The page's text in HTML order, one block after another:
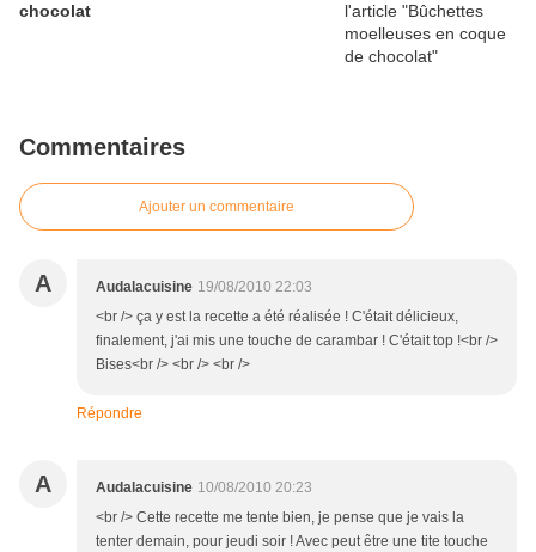
chocolat
Commentaires
Ajouter un commentaire
A Audalacuisine 19/08/2010 22:03
<br /> ça y est la recette a été réalisée ! C'était délicieux,
finalement, j'ai mis une touche de carambar ! C'était top !<br />
Bises<br /> <br /> <br />
Répondre
A Audalacuisine 10/08/2010 20:23
<br /> Cette recette me tente bien, je pense que je vais la
tenter demain, pour jeudi soir ! Avec peut être une tite touche